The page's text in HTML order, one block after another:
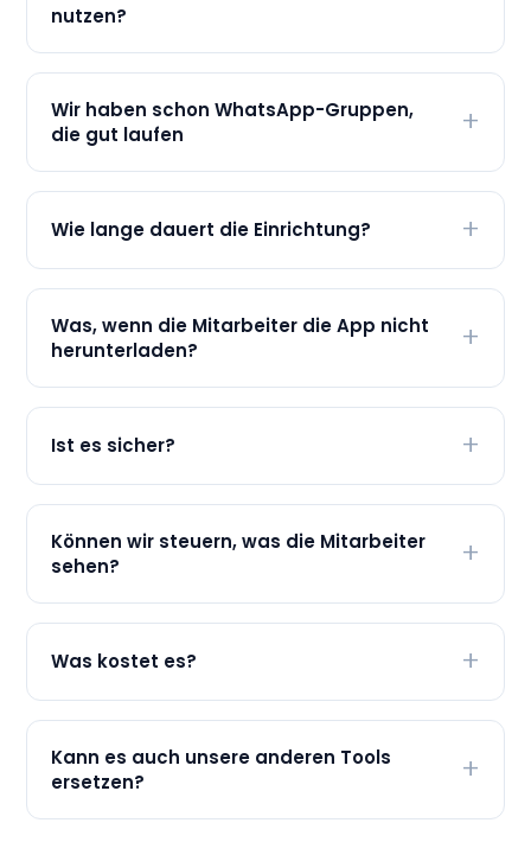
nutzen?
Wir haben schon WhatsApp-Gruppen,
die gut laufen
Wie lange dauert die Einrichtung?
Was, wenn die Mitarbeiter die App nicht
herunterladen?
Ist es sicher?
Können wir steuern, was die Mitarbeiter
sehen?
Was kostet es?
Kann es auch unsere anderen Tools
ersetzen?